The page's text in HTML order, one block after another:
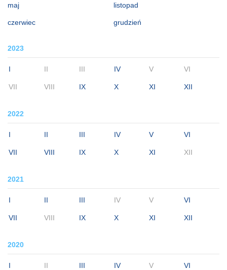
maj
czerwiec
listopad
grudzień
2023
I II III IV V VI
VII VIII IX X XI XII
2022
I II III IV V VI
VII VIII IX X XI XII
2021
I II III IV V VI
VII VIII IX X XI XII
2020
I II III IV V VI